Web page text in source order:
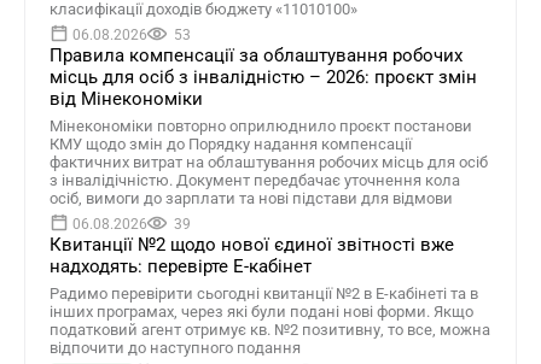
класифікації доходів бюджету «11010100»
06.08.2026 53
Правила компенсації за облаштування робочих
місць для осіб з інвалідністю – 2026: проєкт змін
від Мінекономіки
Мінекономіки повторно оприлюднило проєкт постанови
КМУ щодо змін до Порядку надання компенсації
фактичних витрат на облаштування робочих місць для осіб
з інвалідічністю. Документ передбачає уточнення кола
осіб, вимоги до зарплати та нові підстави для відмови
06.08.2026 39
Квитанції №2 щодо нової єдиної звітності вже
надходять: перевірте Е-кабінет
Радимо перевірити сьогодні квитанції №2 в Е-кабінеті та в
інших програмах, через які були подані нові форми. Якщо
податковий агент отримує кв. №2 позитивну, то все, можна
відпочити до наступного подання